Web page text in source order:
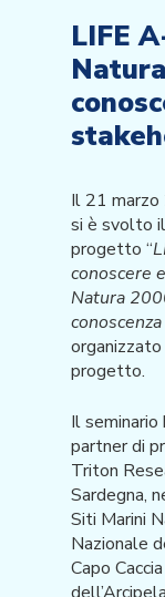
LIFE
Il 21 marzo
si è svolto
progetto “
conoscere
Natura
progetto.
Il
partner di
Triton
Sardegna,
Siti Marini
Nazionale
Capo